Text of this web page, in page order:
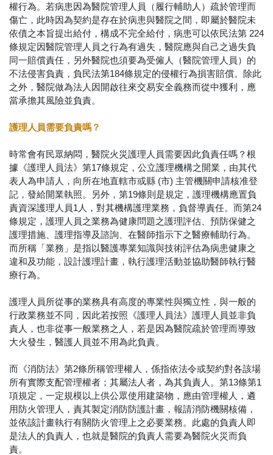
權行為。若病患因為醫院管理人員（履行輔助人）疏於管理而
傷亡，此時因為契約是存在於病患與醫院之間，即屬於醫院未
依債之本旨提出給付，構成不完全給付，病患可以依民法第 224
條規定因醫院管理人員之行為有過失，醫院應與自己之過失負
同一賠償責任，另外醫院也須要為受僱人（醫院管理人員）的
不法侵害負責，負民法第184條規定的侵權行為損害賠償。除此
之外，醫院做為法人因開啟往來交易安全義務而從中獲利，應
當承擔其風險並負責。
護理人員需要負責嗎？
時常會有民眾納悶，醫院火災護理人員需要因此負責任嗎？根
據《護理人員法》第17條規定，公立護理機構之開業，由其代
表人為申請人，向所在地直轄市或縣 (市) 主管機關申請核准登
記，發給開業執照。另外，第19條則是規定，護理機構應置負
責資深護理人員1人，對其機構護理業務，負督導責任。而第24
條規定，護理人員之業務為健康問題之護理評估、預防保健之
護理措施、護理指導及諮詢、在醫師指示下之醫療輔助行為。
而所稱「業務」是指以醫護專業知識與技術評估為病患健康之
違和及功能，設計護理計畫，執行護理活動並協助醫師執行醫
療行為。
護理人員所從事的業務具有高度的專業性與獨立性，與一般的
行政業務並不同，因此若按照《護理人員法》護理人員並非負
責人，也非從事一般業務之人，若是因為醫院疏於管理而導致
大火發生，醫護人員並不用為此負責。
而《消防法》第2條所稱管理權人，係指依法令或契約對各該場
所有實際支配管理權者；其屬法人者，為其負責人。第13條第1
項規定，一定規模以上供公眾使用建築物，應由管理權人，遴
用防火管理人，責其製定消防防護計畫，報請消防機關核備，
並依該計畫執行有關防火管理上之必要業務。此處的負責人即
是法人的負責人，也就是醫院的負責人需要為醫院火災而負
責。